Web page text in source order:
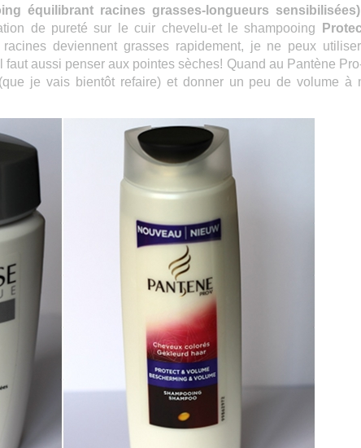
équilibrant racines grasses-longueurs
de pureté sur le cuir chevelu-et le shampooing
deviennent grasses rapidement, je ne peux
aussi penser aux pointes sèches! Quand au Pantène
je vais bientôt refaire) et donner un peu de volume à